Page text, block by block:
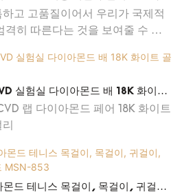
귀걸이
고 고품질이어서 우리가 국제적
격히 따른다는 것을 보여줄 수 있
여성용 패션 주얼리 18k 14k
터드 귀걸이는 일반적인 유사 제
있습니다. 그러한 우수성으로 시
낼 것입니다.
실험실 다이아몬드 배 18K 화이트
랩 다이아몬드 페어 18K 화이트
드 테니스 목걸이, 목걸이, 귀걸이,